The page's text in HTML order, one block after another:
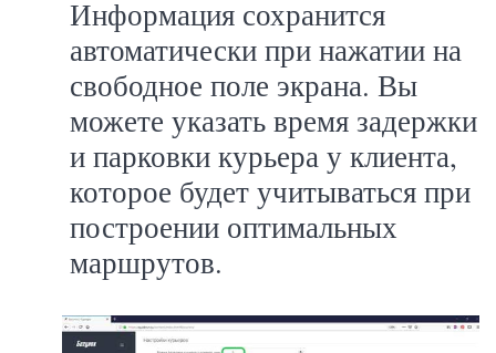
Информация сохранится
автоматически при нажатии на
свободное поле экрана. Вы
можете указать время задержки
и парковки курьера у клиента,
которое будет учитываться при
построении оптимальных
маршрутов.